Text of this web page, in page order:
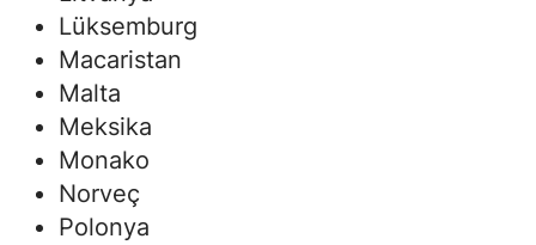
Lüksemburg
Macaristan
Malta
Meksika
Monako
Norveç
Polonya